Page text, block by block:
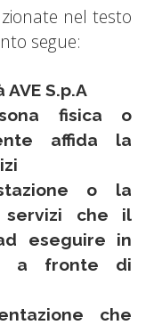
nel testo
segue:
S.p.A
fisica o
affida la
o la
che il
eseguire in
a fronte di
che